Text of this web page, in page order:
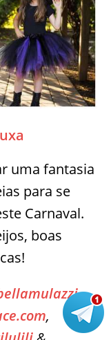
uma fantasia
para se
Carnaval.
boas
,
,